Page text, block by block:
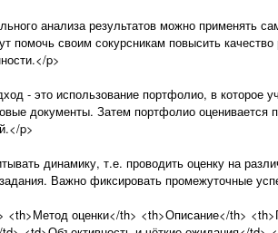
анализа результатов можно применять
помочь своим сокурсникам повысить
p>
- это использование портфолио, в которое
документы. Затем портфолио оценивается
p>
динамику, т.е. проводить оценку на
Важно фиксировать промежуточные
<th>Метод оценки</th> <th>Описание</th>